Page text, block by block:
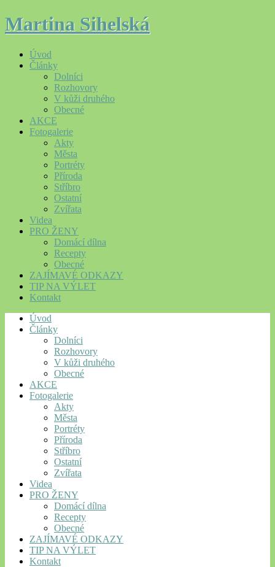
Martina Sihelská
Úvod
Články
Dolníci
Rozhovory
V kůži druhého
Obecné
AKCE
Fotogalerie
Akty
Města
Portréty
Příroda
Stříbro
Ostatní
Zvířata
Videa
PRO ŽENY
Domácí dílna
Recepty
Obecné
ZAJÍMAVÉ ODKAZY
TIP NA VÝLET
Kontakt
Úvod
Články
Dolníci
Rozhovory
V kůži druhého
Obecné
AKCE
Fotogalerie
Akty
Města
Portréty
Příroda
Stříbro
Ostatní
Zvířata
Videa
PRO ŽENY
Domácí dílna
Recepty
Obecné
ZAJÍMAVÉ ODKAZY
TIP NA VÝLET
Kontakt